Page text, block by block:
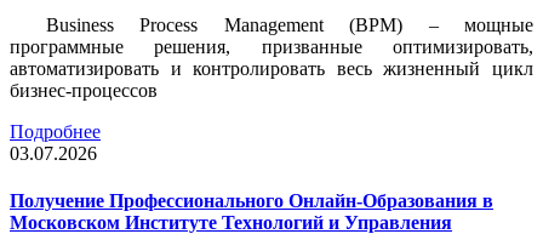
Business Process Management (BPM) – мощные
программные решения, призванные оптимизировать,
автоматизировать и контролировать весь жизненный цикл
бизнес-процессов
Подробнее
03.07.2026
Получение Профессионального Онлайн-Образования в
Московском Институте Технологий и Управления